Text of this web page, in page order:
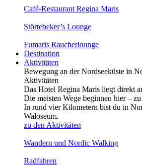
Café-Restaurant Regina Maris
Störtebeker’s Lounge
Fumaris Raucher­lounge
Destination
Aktivitäten
Bewegung an der Nordseeküste in
Aktivitäten
Das Hotel Regina Maris liegt direkt
Die meisten Wege beginnen hier –
In rund vier Kilometern bist du in
Waloseum.
zu den Aktivitäten
Wandern und Nordic Walking
Radfahren